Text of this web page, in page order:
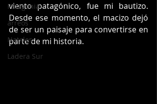
Patagonia
arreos
Natales
Ladera Sur
viento patagónico, fue mi bautizo.
Desde ese momento, el macizo dejó
de ser un paisaje para convertirse en
parte de mi historia.